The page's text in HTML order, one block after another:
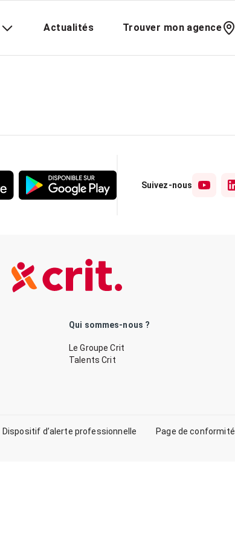
Actualités Trouver mon agence
Suivez-nous
Qui sommes-nous ?
Le Groupe Crit
Talents Crit
Dispositif d’alerte professionnelle Page de conformité